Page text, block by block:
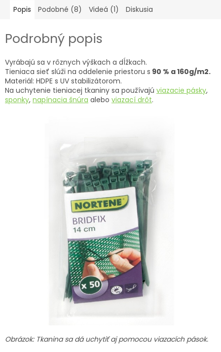
Popis Podobné (8) Videá (1) Diskusia
Podrobný popis
Vyrábajú sa v rôznych výškach a dĺžkach.
Tieniaca sieť slúži na oddelenie priestoru s 90 % a 160g/m2.
Materiál: HDPE s UV stabilizátorom.
Na uchytenie tieniacej tkaniny sa používajú viazacie pásky,
sponky, napínacia šnúra alebo viazací drôt.
Obrázok: Tkanina sa dá uchytiť aj pomocou viazacích pások.